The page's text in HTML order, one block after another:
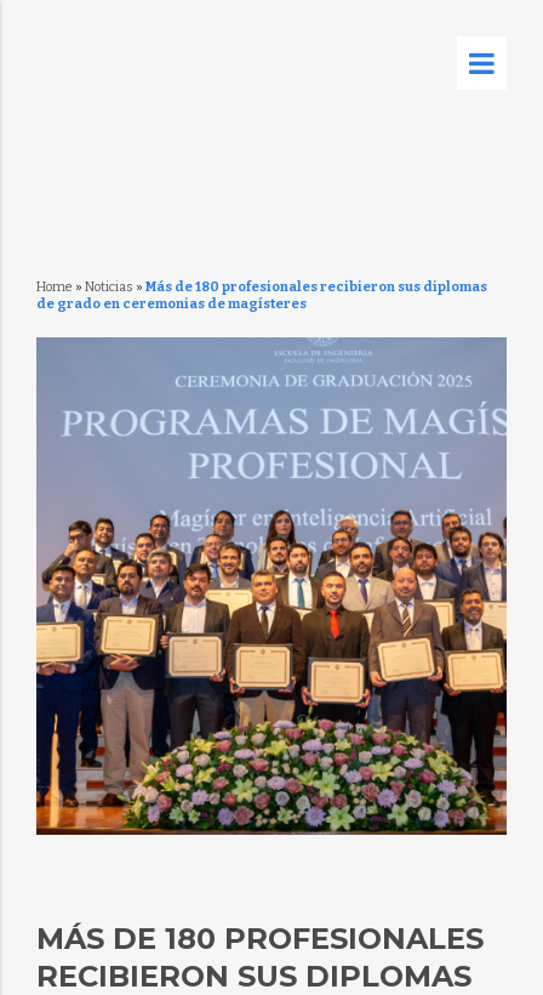
Home » Noticias » Más de 180 profesionales recibieron sus diplomas
de grado en ceremonias de magísteres
MÁS DE 180 PROFESIONALES
RECIBIERON SUS DIPLOMAS